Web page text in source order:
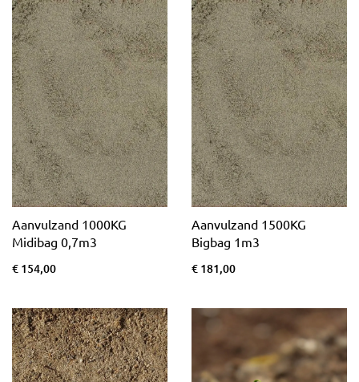
Aanvulzand 1000KG
Midibag 0,7m3
€ 154,00
Aanvulzand 1500KG
Bigbag 1m3
€ 181,00